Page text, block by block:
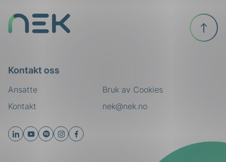
Kontakt oss
Ansatte
nek@nek.no
Kontakt
Bruk av Cookies
Til
toppen